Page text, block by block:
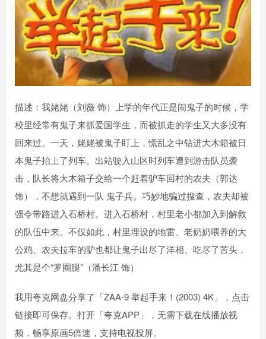
描述：我姥姥（刘薇 饰）上学的年代正是闹鬼子的时候，学
校里经常有鬼子来抓爱国学生，而被抓走的学生又大多没有
回来过。一天，姥姥被鬼子盯上，慌乱之中钻进大木箱被日
本鬼子抬上了列车。出站驶入山区时列车遭到游击队员袭
击，队长将大木箱子交给一个赶着驴车回村的农夫（郭达
饰），不想就遇到一队 鬼子兵。巧妙地骗过搜查，农夫却被
强令带路进入石桥村。进入石桥村，村里老小都加入到解救
的队伍中来。不仅如此，村里埋设的地雷、老奶奶喂养的大
公鸡、农夫拉车的驴也都让鬼子出尽了洋相、吃尽了苦头，
尤其是个“罗圈腿”（潘长江 饰）
我用夸克网盘分享了「ZAA-9 举起手来！(2003) 4K」，点击
链接即可保存。打开「夸克APP」，无需下载在线播放视
频，畅享原画5倍速，支持电视投屏。